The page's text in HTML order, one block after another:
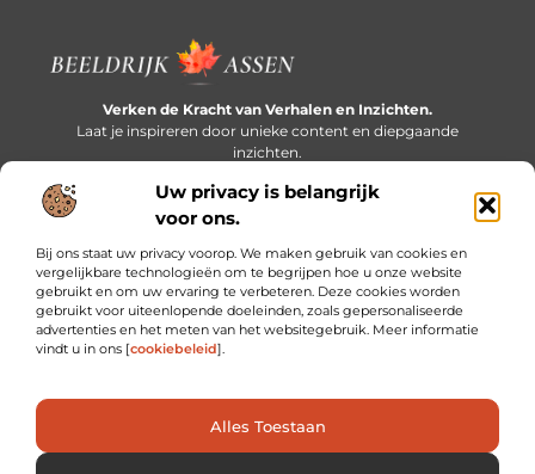
Uw privacy is belangrijk
voor ons.
Bij ons staat uw privacy voorop. We maken gebruik van cookies en
vergelijkbare technologieën om te begrijpen hoe u onze website
gebruikt en om uw ervaring te verbeteren. Deze cookies worden
gebruikt voor uiteenlopende doeleinden, zoals gepersonaliseerde
advertenties en het meten van het websitegebruik. Meer informatie
vindt u in ons [cookiebeleid].
Alles Toestaan
Verken de Kracht van Verhalen en Inzichten.
Laat je inspireren door unieke content en diepgaande
inzichten.
Bericht categorie
Onze informatie
Cookiebeleid (EU)